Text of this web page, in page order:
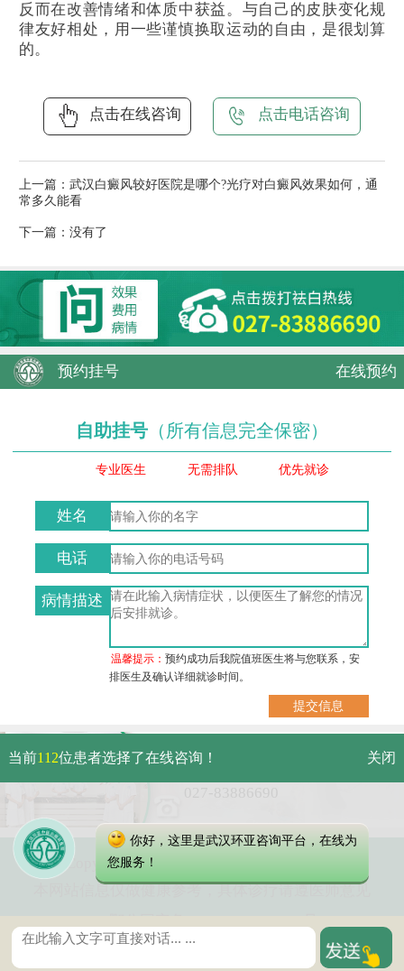
反而在改善情绪和体质中获益。与自己的皮肤变化规
律友好相处，用一些谨慎换取运动的自由，是很划算
的。
点击在线咨询 点击电话咨询
上一篇： 武汉白癜风较好医院是哪个?光疗对白癜风效果如何，通
常多久能看
下一篇：没有了
预约挂号 在线预约
自助挂号 （所有信息完全保密）
专业医生 无需排队 优先就诊
姓名
电话
病情描述
温馨提示：预约成功后我院值班医生将与您联系，安
排医生及确认详细就诊时间。
武汉市硚口区解放大道479号
免费电话：
Copyright 2023 武汉环亚中医白癜风医院
本网站信息仅做健康参考，具体诊疗请遵医师意见
鄂ICP备16003424号-5
当前112位患者选择了在线咨询！ 关闭
你好，这里是武汉环亚咨询平台，在线为
您服务！